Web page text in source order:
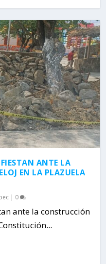
ANTE LA
EN LA PLAZUELA
| 0
ante la construcción